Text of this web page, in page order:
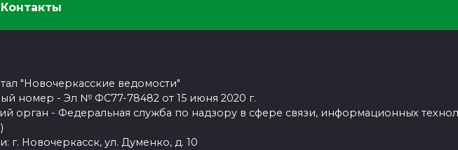
Контакты
"Новочеркасские ведомости"
номер - Эл № ФС77-78482 от 15 июня 2020 г.
орган - Федеральная служба по надзору в сфере связи, информационных
г. Новочеркасск, ул. Думенко, д. 10